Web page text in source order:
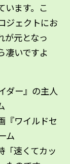
います。こ
ジェクトにお
が元となっ
凄いですよ
ダー』の主人
『ワイルドセ
ム
「速くてカッ